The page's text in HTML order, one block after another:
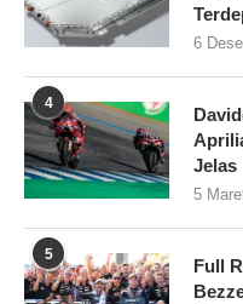
6
4
Jelas
5
5
Full